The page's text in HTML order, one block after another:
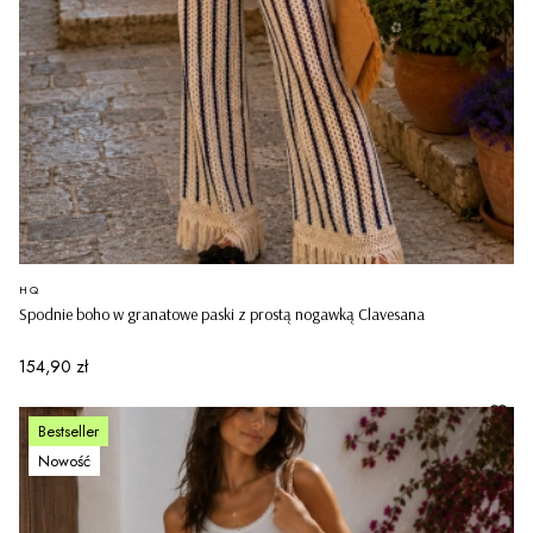
Spodnie boho w granatowe paski z prostą nogawką Clavesana
PRODUCENT
HQ
Cena
154,90 zł
Bestseller
Nowość